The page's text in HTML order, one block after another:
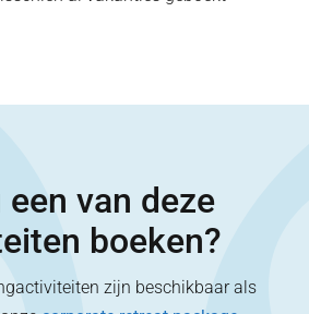
van deze
boeken?
zijn beschikbaar als